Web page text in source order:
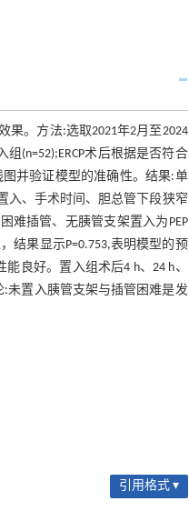
果。方法:选取2021年2月至2024
(n=52);ERCP术后根据是否符合
图并验证模型的准确性。结果:单
入、手术时间、胆总管下段狭窄
难插管、无胰管支架置入为PEP
结果显示P=0.753,表明模型的预
良好。置入组术后4 h、24 h、
:未置入胰管支架与插管困难是发
引用格式 ▾